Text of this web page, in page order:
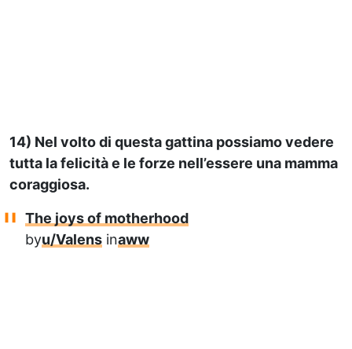
14) Nel volto di questa gattina possiamo vedere
tutta la felicità e le forze nell’essere una mamma
coraggiosa.
The joys of motherhood
byu/Valens inaww